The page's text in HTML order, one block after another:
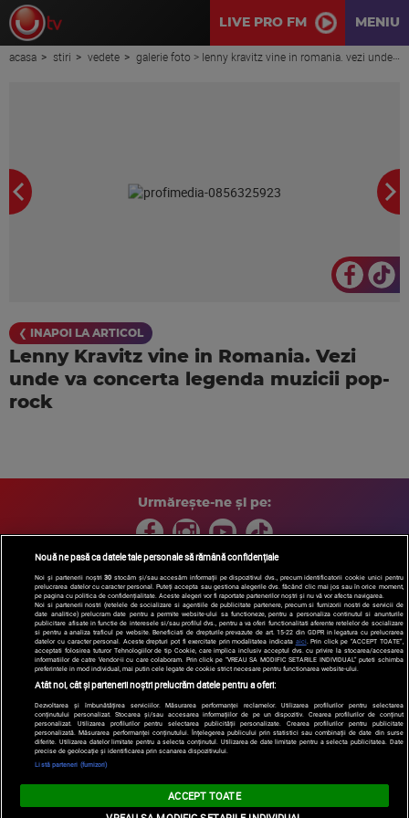
LIVE PRO FM MENIU
acasa stiri vedete galerie foto > lenny kravitz vine in romania. vezi unde va concerta legenda muzicii pop-rock
❮ INAPOI LA ARTICOL
Lenny Kravitz vine in Romania. Vezi
unde va concerta legenda muzicii pop-
rock
Urmărește-ne și pe:
Copyright © 2026 / DIGI ROMANIA S.A.
Arhiva
Comunicate de presă Politica de confidentialitate
Termeni
si conditii
Gestionați preferințele| Contact/Info Codul etic
Nouă ne pasă ca datele tale personale să rămână confidențiale
Noi și partenerii noștri30 stocăm și/sau accesăm informații pe dispozitivul dvs., precum identificatorii cookie unici pentru
prelucrarea datelor cu caracter personal. Puteți accepta sau gestiona alegerile dvs. făcând clic mai jos sau în orice moment,
pe pagina cu politica de confidențialitate. Aceste alegeri vor fi raportate partenerilor noștri și nu vă vor afecta navigarea.
Noi si partenerii nostri (retelele de socializare si agentiile de publicitate partenere, precum si furnizorii nostri de servicii de
date analitice) prelucram date pentru a permite website-ului sa functioneze, pentru a personaliza continutul si anunturile
publicitare afisate in functie de interesele si/sau profilul dvs., pentru a va oferi functionalitati aferente retelelor de socializare
si pentru a analiza traficul pe website. Beneficiati de drepturile prevazute de art. 15-22 din GDPR in legatura cu prelucrarea
datelor cu caracter personal. Aceste drepturi pot fi exercitate prin modalitatea indicata aici. Prin click pe “ACCEPT TOATE”,
acceptati folosirea tuturor Tehnologiilor de tip Cookie, care implica inclusiv acceptul dvs. cu privire la stocarea/accesarea
informatiilor de catre Vendor-ii cu care colaboram. Prin click pe “VREAU SA MODIFIC SETARILE INDIVIDUAL” puteti schimba
preferintele in mod individual, mai putin cele legate de cookie strict necesare pentru functionarea website-ului.
Atât noi, cât și partenerii noștri prelucrăm datele pentru a oferi:
Dezvoltarea și îmbunătățirea serviciilor. Măsurarea performanței reclamelor. Utilizarea profilurilor pentru selectarea
conținutului personalizat. Stocarea și/sau accesarea informațiilor de pe un dispozitiv. Crearea profilurilor de conținut
personalizat. Utilizarea profilurilor pentru selectarea publicității personalizate. Crearea profilurilor pentru publicitate
personalizată. Măsurarea performanței conținutului. Înțelegerea publicului prin statistici sau combinații de date din surse
diferite. Utilizarea datelor limitate pentru a selecta conținutul. Utilizarea de date limitate pentru a selecta publicitatea. Date
precise de geolocație și identificarea prin scanarea dispozitivului.
Listă parteneri (furnizori)
ACCEPT TOATE